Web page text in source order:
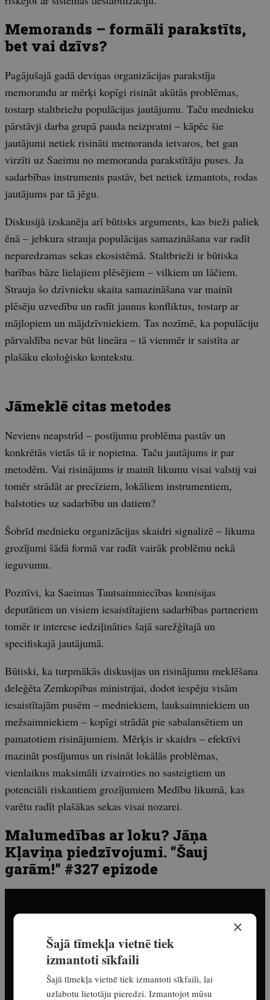
Memorands – formāli parakstīts,
bet vai dzīvs?
Pagājušajā gadā deviņas organizācijas parakstīja
memorandu ar mērķi kopīgi risināt akūtās problēmas,
tostarp staltbriežu populācijas jautājumu. Taču mednieku
pārstāvji darba grupā pauda neizpratni – kāpēc šie
jautājumi netiek risināti memoranda ietvaros, bet gan
virzīti uz Saeimu no memoranda parakstītāju puses. Ja
sadarbības instruments pastāv, bet netiek izmantots, rodas
jautājums par tā jēgu.
Diskusijā izskanēja arī būtisks arguments, kas bieži paliek
ēnā – jebkura strauja populācijas samazināšana var radīt
neparedzamas sekas ekosistēmā. Staltbrieži ir būtiska
barības bāze lielajiem plēsējiem – vilkiem un lāčiem.
Strauja šo dzīvnieku skaita samazināšana var mainīt
plēsēju uzvedību un radīt jaunus konfliktus, tostarp ar
mājlopiem un mājdzīvniekiem. Tas nozīmē, ka populāciju
pārvaldība nevar būt lineāra – tā vienmēr ir saistīta ar
plašāku ekoloģisko kontekstu.
Jāmeklē citas metodes
Neviens neapstrīd – postījumu problēma pastāv un
konkrētās vietās tā ir nopietna. Taču jautājums ir par
metodēm. Vai risinājums ir mainīt likumu visai valstij vai
tomēr strādāt ar precīziem, lokāliem instrumentiem,
balstoties uz sadarbību un datiem?
Šobrīd mednieku organizācijas skaidri signalizē – likuma
grozījumi šādā formā var radīt vairāk problēmu nekā
ieguvumu.
Pozitīvi, ka Saeimas Tautsaimniecības komisijas
deputātiem un visiem iesaistītajiem sadarbības partneriem
tomēr ir interese iedziļināties šajā sarežģītajā un
specifiskajā jautājumā.
Būtiski, ka turpmākās diskusijas un risinājumu meklēšana
deleģēta Zemkopības ministrijai, dodot iespēju visām
iesaistītajām pusēm – medniekiem, lauksaimniekiem un
mežsaimniekiem – kopīgi strādāt pie sabalansētiem un
pamatotiem risinājumiem. Mērķis ir skaidrs – efektīvi
mazināt postījumus un risināt lokālās problēmas,
vienlaikus maksimāli izvairoties no sasteigtiem un
potenciāli riskantiem grozījumiem Medību likumā, kas
varētu radīt plašākas sekas visai nozarei.
Malumedības ar loku? Jāņa
Kļaviņa piedzīvojumi. “Šauj
garām!” #327 epizode
×
Šajā tīmekļa vietnē tiek
izmantoti sīkfaili
Šajā tīmekļa vietnē tiek izmantoti sīkfaili, lai
uzlabotu lietotāju pieredzi. Izmantojot mūsu